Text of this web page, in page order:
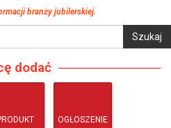
branży jubilerskiej.
dodać
OGŁOSZENIE